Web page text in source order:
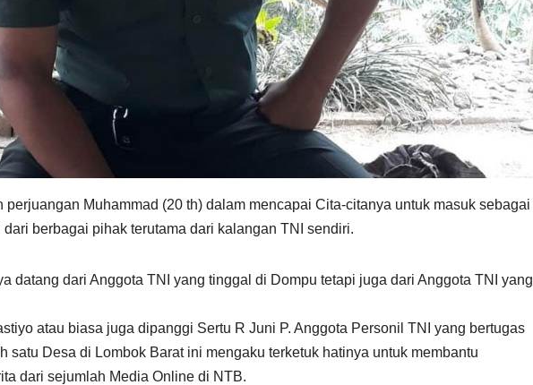
Muhammad (20 th) dalam mencapai Cita-citanya untuk masuk sebagai
berbagai pihak terutama dari kalangan TNI sendiri.
datang dari Anggota TNI yang tinggal di Dompu tetapi juga dari Anggota TNI yang
atau biasa juga dipanggi Sertu R Juni P. Anggota Personil TNI yang bertugas
satu Desa di Lombok Barat ini mengaku terketuk hatinya untuk membantu
dari sejumlah Media Online di NTB.